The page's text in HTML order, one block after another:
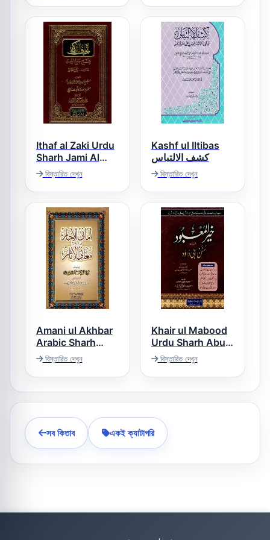
Ithaf al Zaki Urdu
Sharh Jami Al
Tirmzi اتحاف الذکی
اردو شرح جامع
الترمذی
বিস্তারিত দেখুন
Kashf ul Iltibas
کشف الالتباس
বিস্তারিত দেখুন
Amani ul Akhbar
Arabic Sharh
Ma’ani ul Asaar
امانی الاخبار فی
شرح معانی الآثار
বিস্তারিত দেখুন
Khair ul Mabood
Urdu Sharh Abu
Dawood خیر
المعبود اردو شرح ابو
داؤد
বিস্তারিত দেখুন
সব কিতাব একই ক্যাটাগরি